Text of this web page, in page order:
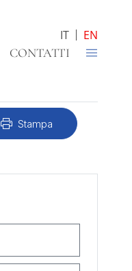
IT
EN
CONTATTI
print Stampa